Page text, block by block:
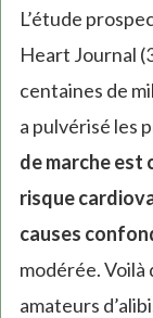
L’étude
Heart Journal
centaines de
a pulvérisé les
de marche est
risque
causes
modérée. Voilà
amateurs